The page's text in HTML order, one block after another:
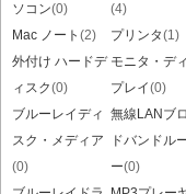
ソコン(0)
(4)
Mac ノート (2) プリンタ(1)
外付け ハードデ
ィスク(0)
モニタ・デ
プレイ(0)
ブルーレイディ
スク・メディア
(0)
無線LANブ
ドバンドル
ー(0)